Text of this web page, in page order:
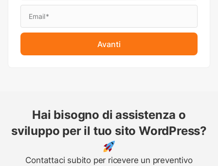
Avanti
Hai bisogno di assistenza o
sviluppo per il tuo sito WordPress?
Contattaci subito per ricevere un preventivo